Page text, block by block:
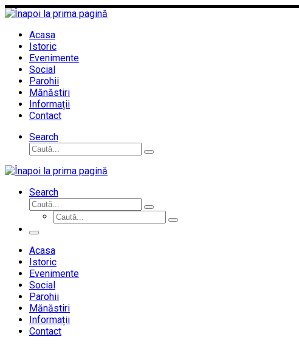
Sari
la
conținutAcasa
Istoric
Evenimente
Social
Parohii
Mănăstiri
Informații
Contact
Search
Căutare
Caută...
Search
Căutare
Caută...
Căutare
Caută...
Meniu
Acasa
Istoric
Evenimente
Social
Parohii
Mănăstiri
Informații
Contact